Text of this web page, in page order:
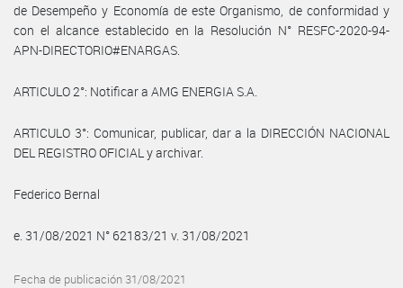
de Desempeño y Economía de este Organismo, de conformidad y
con el alcance establecido en la Resolución N° RESFC-2020-94-
APN-DIRECTORIO#ENARGAS.
ARTICULO 2°: Notificar a AMG ENERGIA S.A.
ARTICULO 3°: Comunicar, publicar, dar a la DIRECCIÓN NACIONAL
DEL REGISTRO OFICIAL y archivar.
Federico Bernal
e. 31/08/2021 N° 62183/21 v. 31/08/2021
Fecha de publicación 31/08/2021